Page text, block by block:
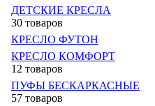
ДЕТСКИЕ КРЕСЛА
30 товаров
КРЕСЛО ФУТОН
КРЕСЛО КОМФОРТ
12 товаров
ПУФЫ БЕСКАРКАСНЫЕ
57 товаров